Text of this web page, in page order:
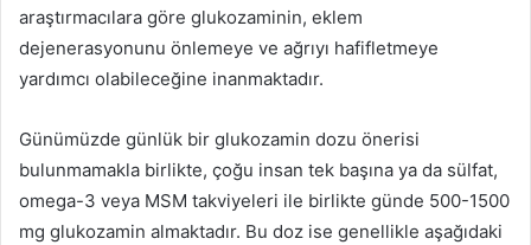
araştırmacılara göre glukozaminin, eklem
dejenerasyonunu önlemeye ve ağrıyı hafifletmeye
yardımcı olabileceğine inanmaktadır.
Günümüzde günlük bir glukozamin dozu önerisi
bulunmamakla birlikte, çoğu insan tek başına ya da sülfat,
omega-3 veya MSM takviyeleri ile birlikte günde 500-1500
mg glukozamin almaktadır. Bu doz ise genellikle aşağıdaki